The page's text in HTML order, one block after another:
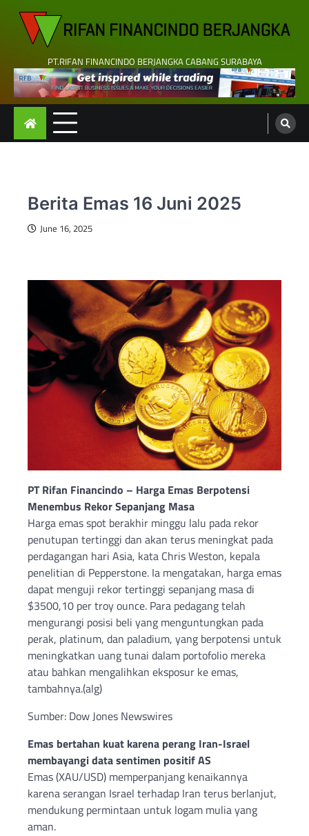
content
PT.RIFAN FINANCINDO BERJANGKA CABANG SURABAYA
Berita Emas 16 Juni 2025
June 16, 2025
PT Rifan Financindo – Harga Emas Berpotensi
Menembus Rekor Sepanjang Masa
Harga emas spot berakhir minggu lalu pada rekor
penutupan tertinggi dan akan terus meningkat pada
perdagangan hari Asia, kata Chris Weston, kepala
penelitian di Pepperstone. Ia mengatakan, harga emas
dapat menguji rekor tertinggi sepanjang masa di
$3500,10 per troy ounce. Para pedagang telah
mengurangi posisi beli yang menguntungkan pada
perak, platinum, dan paladium, yang berpotensi untuk
meningkatkan uang tunai dalam portofolio mereka
atau bahkan mengalihkan eksposur ke emas,
tambahnya.(alg)
Sumber: Dow Jones Newswires
Emas bertahan kuat karena perang Iran-Israel
membayangi data sentimen positif AS
Emas (XAU/USD) memperpanjang kenaikannya
karena serangan Israel terhadap Iran terus berlanjut,
mendukung permintaan untuk logam mulia yang
aman.